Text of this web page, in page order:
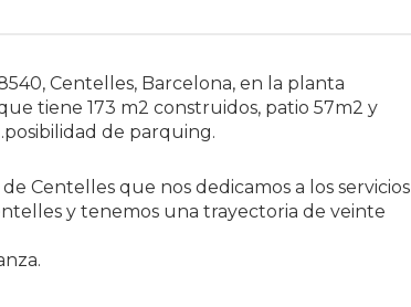
Centelles, Barcelona, en la planta
tiene 173 m2 construidos, patio 57m2 y
de parquing.
Centelles que nos dedicamos a los servicios
y tenemos una trayectoria de veinte